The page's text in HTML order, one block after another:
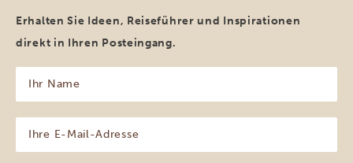
Erhalten Sie Ideen, Reiseführer und Inspirationen
direkt in Ihren Posteingang.
Name
(erforderlich)
Mail-